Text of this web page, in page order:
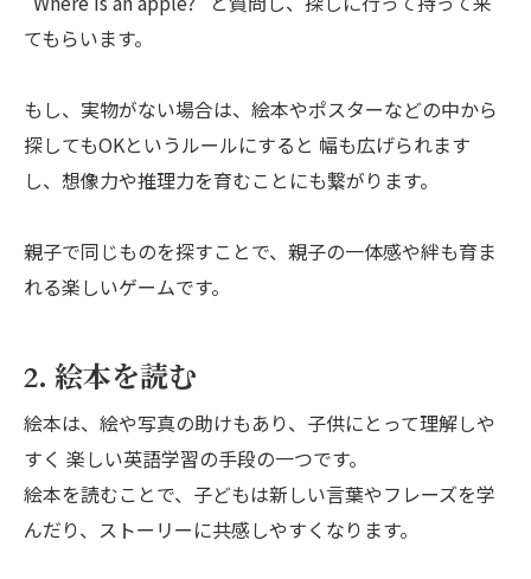
てもらいます。
もし、実物がない場合は、絵本やポスターなどの中から
探してもOKというルールにすると 幅も広げられます
し、想像力や推理力を育むことにも繋がります。
親子で同じものを探すことで、親子の一体感や絆も育ま
れる楽しいゲームです。
2. 絵本を読む
絵本は、絵や写真の助けもあり、子供にとって理解しや
すく 楽しい英語学習の手段の一つです。
絵本を読むことで、子どもは新しい言葉やフレーズを学
んだり、ストーリーに共感しやすくなります。